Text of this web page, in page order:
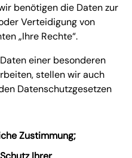
benötigen die Daten zur
Verteidigung von
„Ihre Rechte“.
einer besonderen
stellen wir auch
Datenschutzgesetzen
Zustimmung;